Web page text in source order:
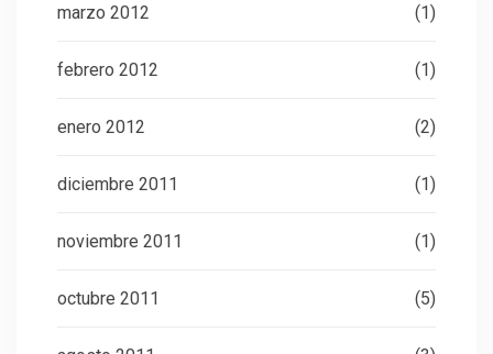
marzo 2012 (1)
febrero 2012 (1)
enero 2012 (2)
diciembre 2011 (1)
noviembre 2011 (1)
octubre 2011 (5)